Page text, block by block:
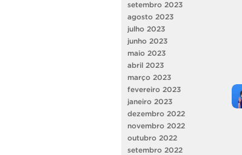
setembro 2023
agosto 2023
julho 2023
junho 2023
maio 2023
abril 2023
março 2023
fevereiro 2023
janeiro 2023
dezembro 2022
novembro 2022
outubro 2022
setembro 2022